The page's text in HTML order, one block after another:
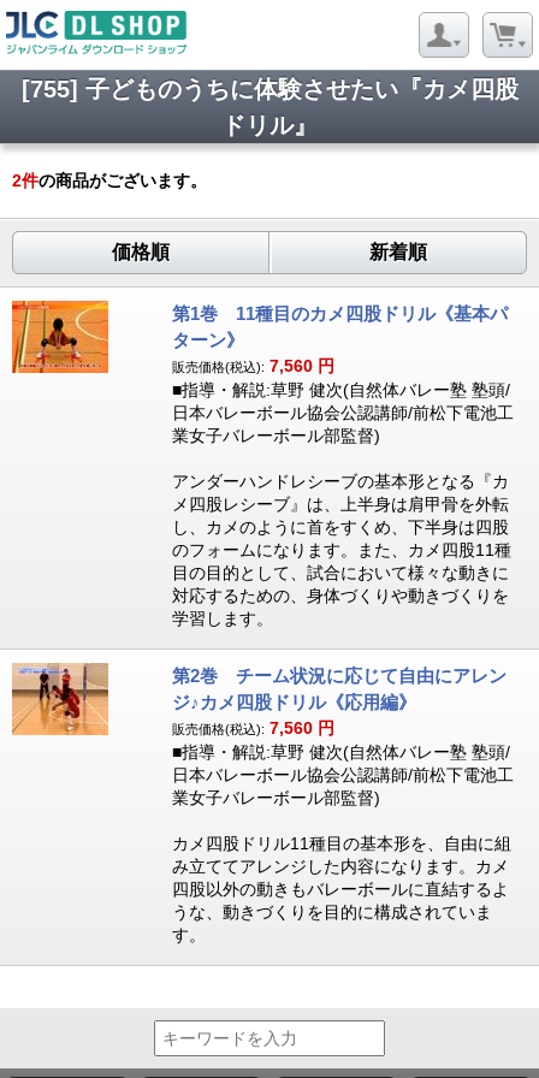
[755] 子どものうちに体験させたい『カメ四股
ドリル』
2件の商品がございます。
価格順 新着順
第1巻 11種目のカメ四股ドリル《基本パ
ターン》
販売価格(税込): 7,560 円
■指導・解説:草野 健次(自然体バレー塾 塾頭/
日本バレーボール協会公認講師/前松下電池工
業女子バレーボール部監督)
アンダーハンドレシーブの基本形となる『カ
メ四股レシーブ』は、上半身は肩甲骨を外転
し、カメのように首をすくめ、下半身は四股
のフォームになります。また、カメ四股11種
目の目的として、試合において様々な動きに
対応するための、身体づくりや動きづくりを
学習します。
第2巻 チーム状況に応じて自由にアレン
ジ♪カメ四股ドリル《応用編》
販売価格(税込): 7,560 円
■指導・解説:草野 健次(自然体バレー塾 塾頭/
日本バレーボール協会公認講師/前松下電池工
業女子バレーボール部監督)
カメ四股ドリル11種目の基本形を、自由に組
み立ててアレンジした内容になります。カメ
四股以外の動きもバレーボールに直結するよ
うな、動きづくりを目的に構成されていま
す。